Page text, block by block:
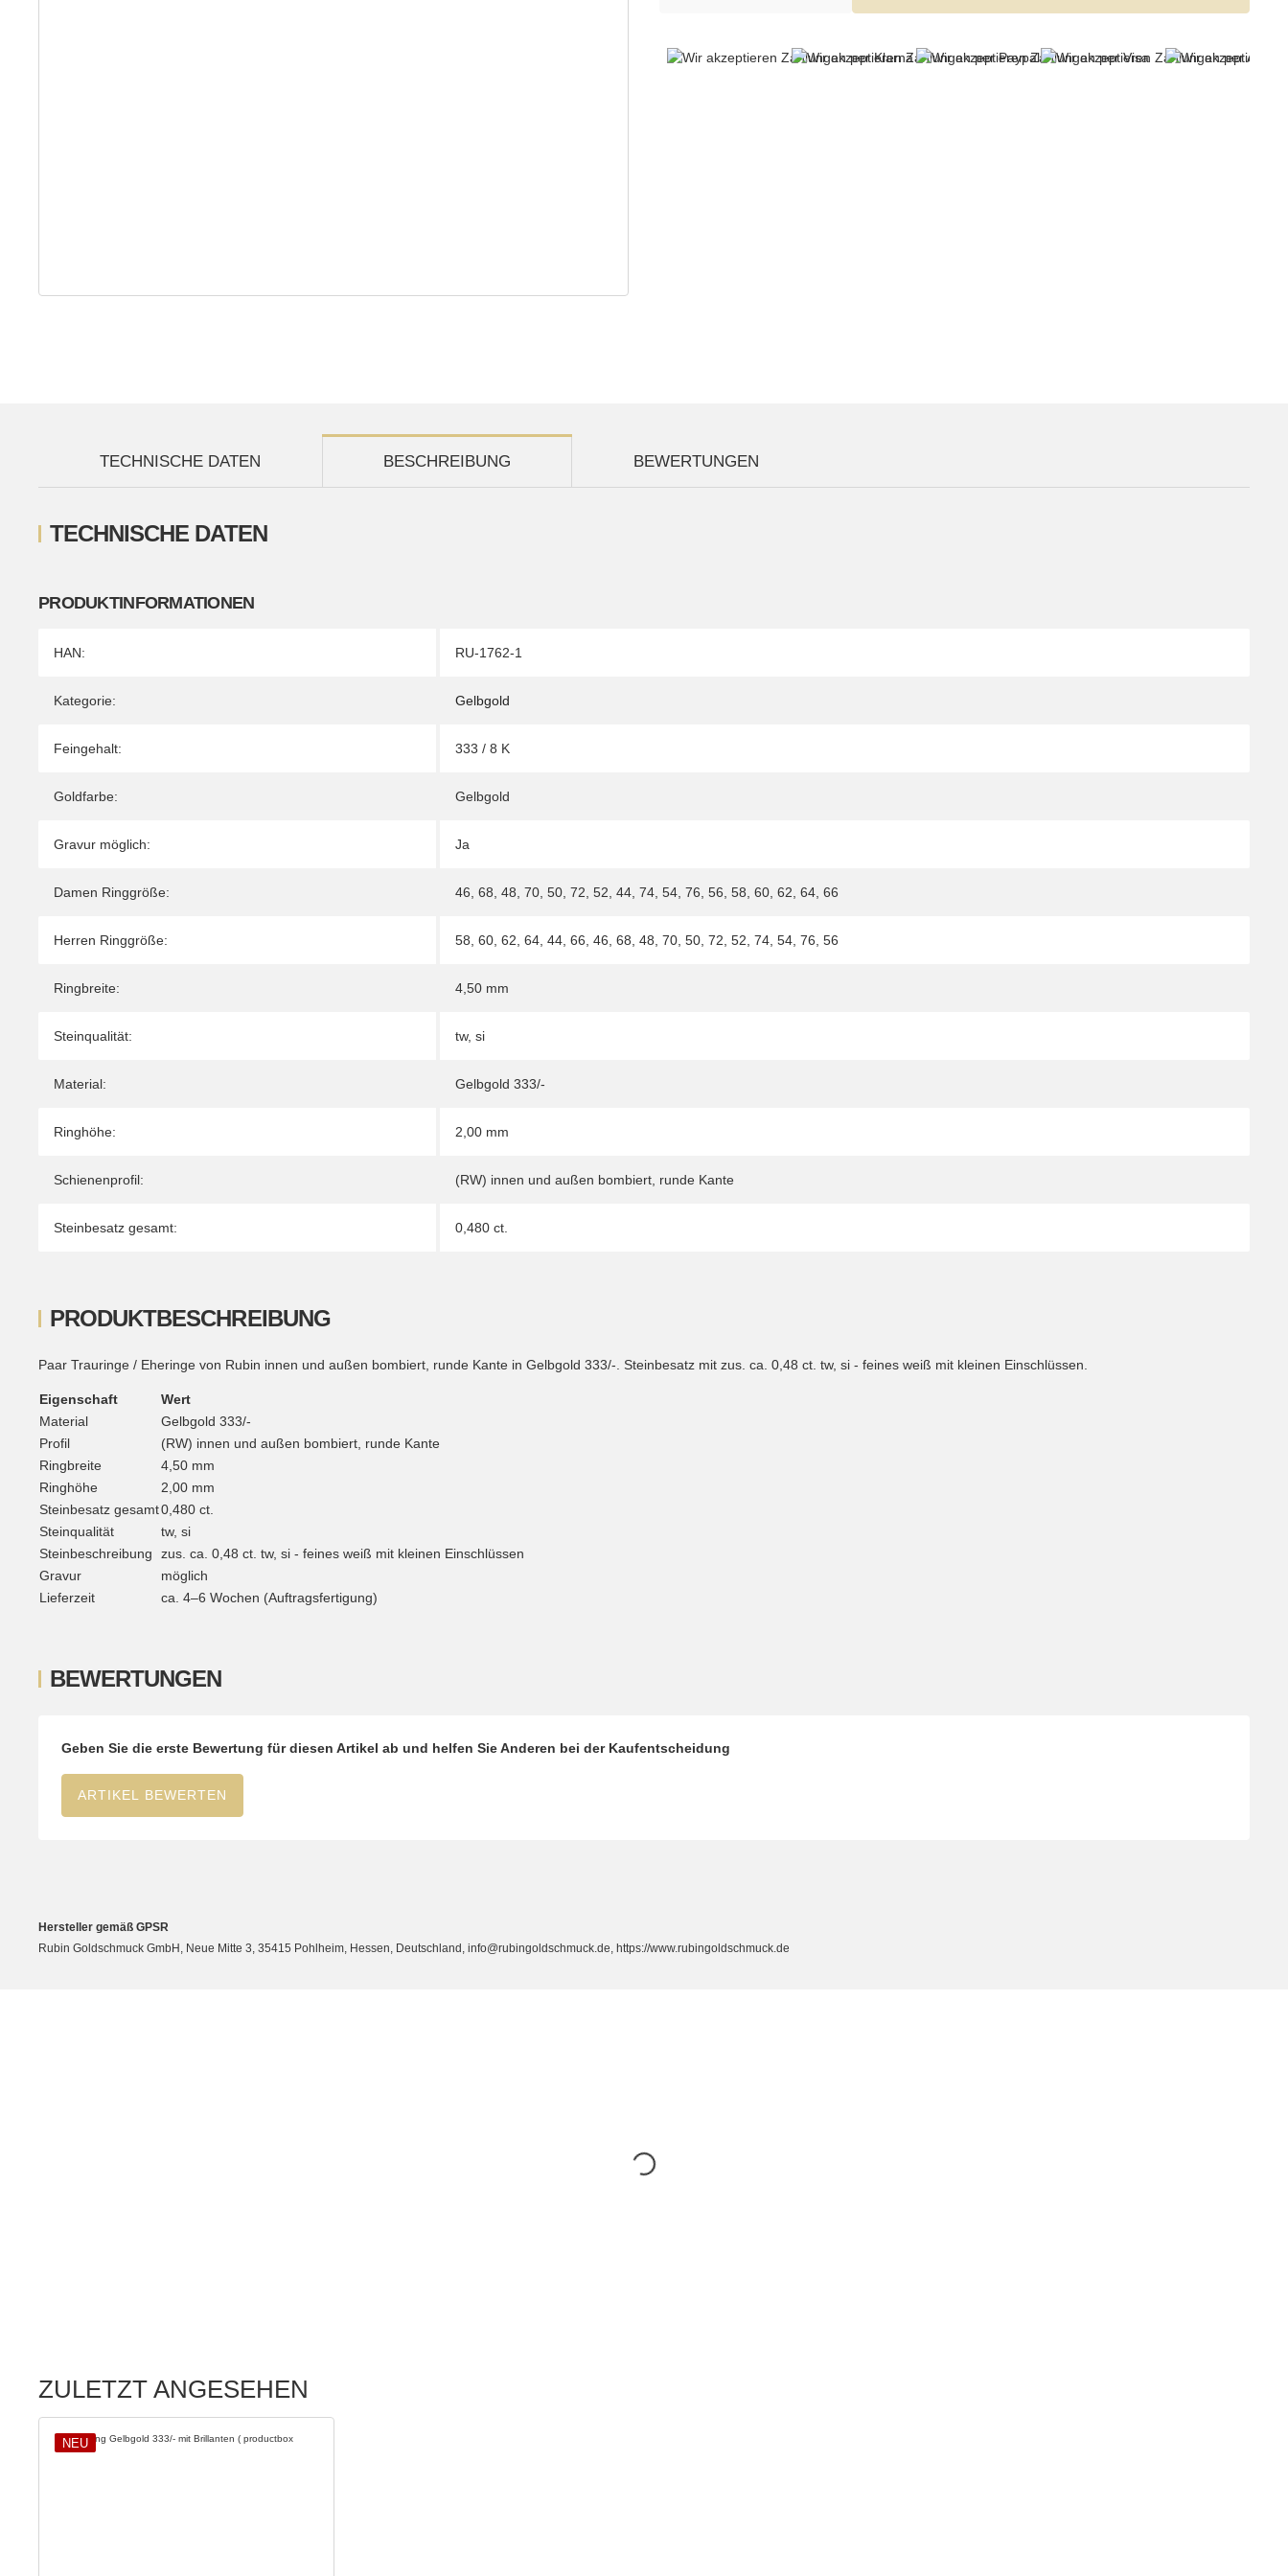
TECHNISCHE DATEN BESCHREIBUNG BEWERTUNGEN
TECHNISCHE DATEN
PRODUKTINFORMATIONEN
Produkteigenschaft
Wert
HAN: RU-1762-1
Kategorie: Gelbgold
Feingehalt: 333 / 8 K
Goldfarbe: Gelbgold
Gravur möglich: Ja
Damen Ringgröße: 46 68 48 70 50 72 52 44 74 54 76 56 58 60 62 64 66
Herren Ringgröße: 58 60 62 64 44 66 46 68 48 70 50 72 52 74 54 76 56
Ringbreite: 4,50 mm
Steinqualität: tw, si
Material: Gelbgold 333/-
Ringhöhe: 2,00 mm
Schienenprofil: (RW) innen und außen bombiert, runde Kante
Steinbesatz gesamt: 0,480 ct.
PRODUKTBESCHREIBUNG
Paar Trauringe / Eheringe von Rubin innen und außen bombiert, runde Kante in Gelbgold 333/-. Steinbesatz mit zus. ca. 0,48 ct. tw, si - feines weiß mit kleinen Einschlüssen.
Eigenschaft
Wert
Material
Gelbgold 333/-
Profil
(RW) innen und außen bombiert, runde Kante
Ringbreite
4,50 mm
Ringhöhe
2,00 mm
Steinbesatz gesamt0,480 ct.
Steinqualität
tw, si
Steinbeschreibung
zus. ca. 0,48 ct. tw, si - feines weiß mit kleinen Einschlüssen
Gravur
möglich
Lieferzeit
ca. 4–6 Wochen (Auftragsfertigung)
BEWERTUNGEN
Geben Sie die erste Bewertung für diesen Artikel ab und helfen Sie Anderen bei der Kaufentscheidung
ARTIKEL BEWERTEN
Hersteller gemäß GPSR
Rubin Goldschmuck GmbH, Neue Mitte 3, 35415 Pohlheim, Hessen, Deutschland, info@rubingoldschmuck.de, https://www.rubingoldschmuck.de
ZULETZT ANGESEHEN
NEU